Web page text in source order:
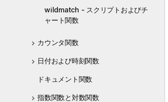
wildmatch - スクリプトおよびチ
ャート関数
カウンタ関数
日付および時刻関数
ドキュメント関数
指数関数と対数関数